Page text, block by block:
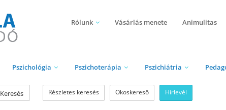
Rólunk Vásárlás menete Animulitas
Pszichológia Pszichoterápia Pszichiátria
Keresés Részletes keresés Okoskereső Hírlevél